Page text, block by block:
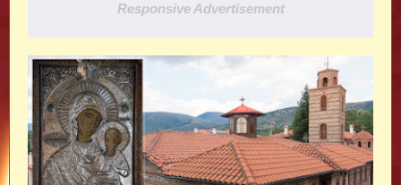
Responsive Advertisement